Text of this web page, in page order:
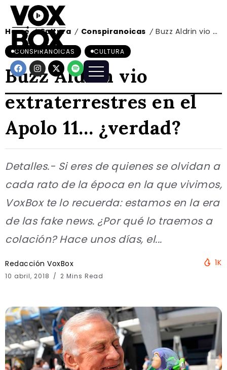
Home / Cultura / Conspiranoicas / Buzz Aldrin vio extraterrestres en el Apolo 11… ¿verdad?
CONSPIRANOICAS CULTURA
Buzz Aldrin vio
extraterrestres en el
Apolo 11… ¿verdad?
Detalles.- Si eres de quienes se olvidan a
cada rato de la época en la que vivimos,
VoxBox te lo recuerda: estamos en la era
de las fake news. ¿Por qué lo traemos a
colación? Hace unos días, el...
Redacción VoxBox
10 abril, 2018 2 Mins Read
1K